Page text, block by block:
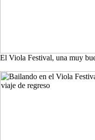
El Viola Festival, una muy